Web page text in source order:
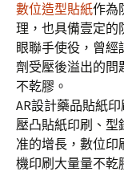
數位造型貼紙作為
理，也具備壹定的
眼聯手使役，曾經
劑受壓後溢出的問
不乾膠。
AR設計藥品貼紙
壓凸貼紙印刷、型
准的增長，數位印
機印刷大量量不乾